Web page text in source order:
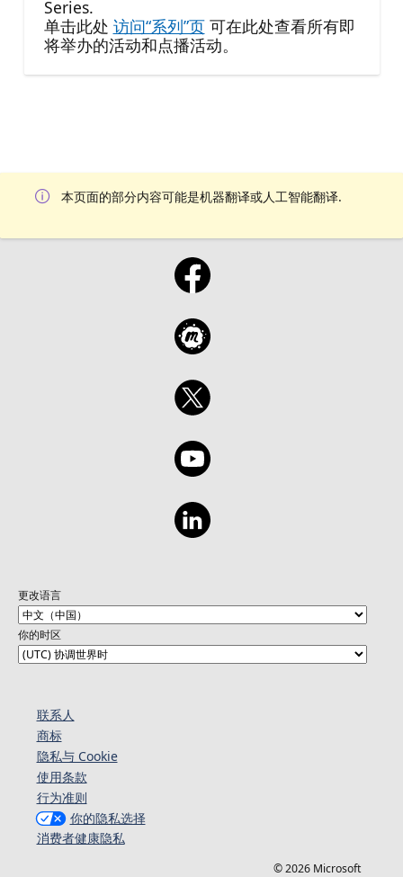
Series.
单击此处 访问“系列”页可在此处查看所有即
将举办的活动和点播活动。
本页面的部分内容可能是机器翻译或人工智能翻译.
更改语言
你的时区
联系人
商标
隐私与 Cookie
使用条款
行为准则
你的隐私选择
消费者健康隐私
© 2026 Microsoft